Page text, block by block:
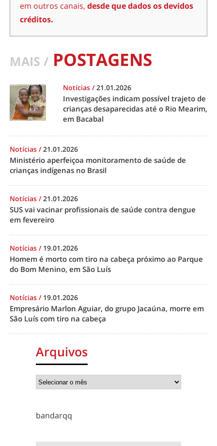
em outros canais, desde que dados os devidos
créditos.
MAIS / POSTAGENS
Notícias /21.01.2026
Investigações indicam possível trajeto de
crianças desaparecidas até o Rio Mearim,
em Bacabal
Notícias /21.01.2026
Ministério aperfeiçoa monitoramento de saúde de
crianças indígenas no Brasil
Notícias /21.01.2026
SUS vai vacinar profissionais de saúde contra dengue
em fevereiro
Notícias / 19.01.2026
Homem é morto com tiro na cabeça próximo ao Parque
do Bom Menino, em São Luís
Notícias / 19.01.2026
Empresário Marlon Aguiar, do grupo Jacaúna, morre em
São Luís com tiro na cabeça
Arquivos
bandarqq